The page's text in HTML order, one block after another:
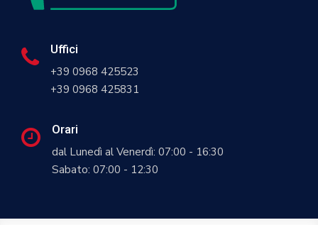
Uffici
+39 0968 425523
+39 0968 425831
Orari
dal Lunedì al Venerdì: 07:00 - 16:30
Sabato: 07:00 - 12:30